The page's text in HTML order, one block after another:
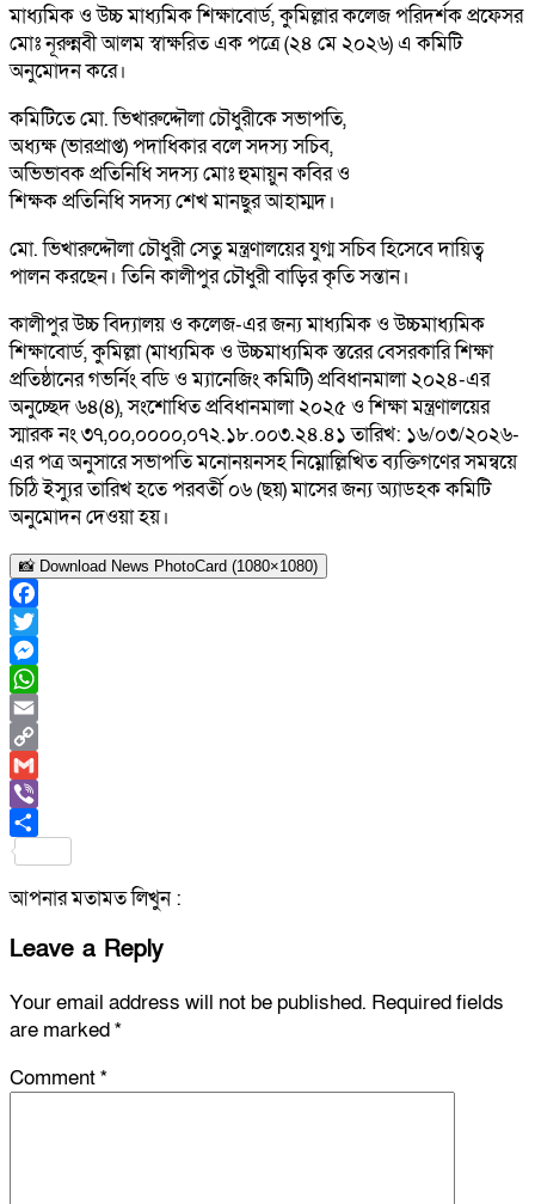
মাধ্যমিক ও উচ্চ মাধ্যমিক শিক্ষাবোর্ড, কুমিল্লার কলেজ পরিদর্শক প্রফেসর
মোঃ নূরুন্নবী আলম স্বাক্ষরিত এক পত্রে (২৪ মে ২০২৬) এ কমিটি
অনুমোদন করে।
কমিটিতে মো. ভিখারুদ্দৌলা চৌধুরীকে সভাপতি,
অধ্যক্ষ (ভারপ্রাপ্ত) পদাধিকার বলে সদস্য সচিব,
অভিভাবক প্রতিনিধি সদস্য মোঃ হুমায়ুন কবির ও
শিক্ষক প্রতিনিধি সদস্য শেখ মানছুর আহাম্মদ।
মো. ভিখারুদ্দৌলা চৌধুরী সেতু মন্ত্রণালয়ের যুগ্ম সচিব হিসেবে দায়িত্ব
পালন করছেন। তিনি কালীপুর চৌধুরী বাড়ির কৃতি সন্তান।
কালীপুর উচ্চ বিদ্যালয় ও কলেজ-এর জন্য মাধ্যমিক ও উচ্চমাধ্যমিক
শিক্ষাবোর্ড, কুমিল্লা (মাধ্যমিক ও উচ্চমাধ্যমিক স্তরের বেসরকারি শিক্ষা
প্রতিষ্ঠানের গভর্নিং বডি ও ম্যানেজিং কমিটি) প্রবিধানমালা ২০২৪-এর
অনুচ্ছেদ ৬৪(৪), সংশোধিত প্রবিধানমালা ২০২৫ ও শিক্ষা মন্ত্রণালয়ের
স্মারক নং ৩৭,০০,০০০০,০৭২.১৮.০০৩.২৪.৪১ তারিখ: ১৬/০৩/২০২৬-
এর পত্র অনুসারে সভাপতি মনোনয়নসহ নিম্নোল্লিখিত ব্যক্তিগণের সমন্বয়ে
চিঠি ইস্যুর তারিখ হতে পরবর্তী ০৬ (ছয়) মাসের জন্য অ্যাডহক কমিটি
অনুমোদন দেওয়া হয়।
📸 Download News PhotoCard (1080×1080)
Facebook
Twitter
Messenger
WhatsApp
Email
Copy
Link
Gmail
Viber
আপনার মতামত লিখুন :
Leave a Reply
Your email address will not be published. Required fields
are marked*
Comment*